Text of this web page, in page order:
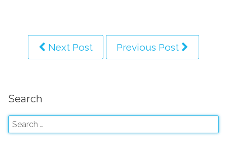
Next Post Previous Post
Search